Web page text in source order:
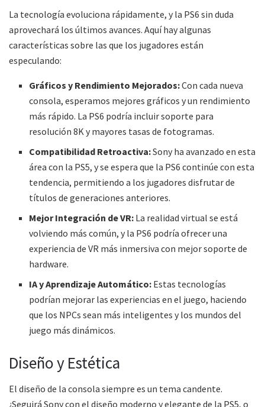
La tecnología evoluciona rápidamente, y la PS6 sin duda
aprovechará los últimos avances. Aquí hay algunas
características sobre las que los jugadores están
especulando:
Gráficos y Rendimiento Mejorados:Con cada nueva
consola, esperamos mejores gráficos y un rendimiento
más rápido. La PS6 podría incluir soporte para
resolución 8K y mayores tasas de fotogramas.
Compatibilidad Retroactiva:Sony ha avanzado en esta
área con la PS5, y se espera que la PS6 continúe con esta
tendencia, permitiendo a los jugadores disfrutar de
títulos de generaciones anteriores.
Mejor Integración de VR: La realidad virtual se está
volviendo más común, y la PS6 podría ofrecer una
experiencia de VR más inmersiva con mejor soporte de
hardware.
IA y Aprendizaje Automático: Estas tecnologías
podrían mejorar las experiencias en el juego, haciendo
que los NPCs sean más inteligentes y los mundos del
juego más dinámicos.
Diseño y Estética
El diseño de la consola siempre es un tema candente.
¿Seguirá Sony con el diseño moderno y elegante de la PS5, o